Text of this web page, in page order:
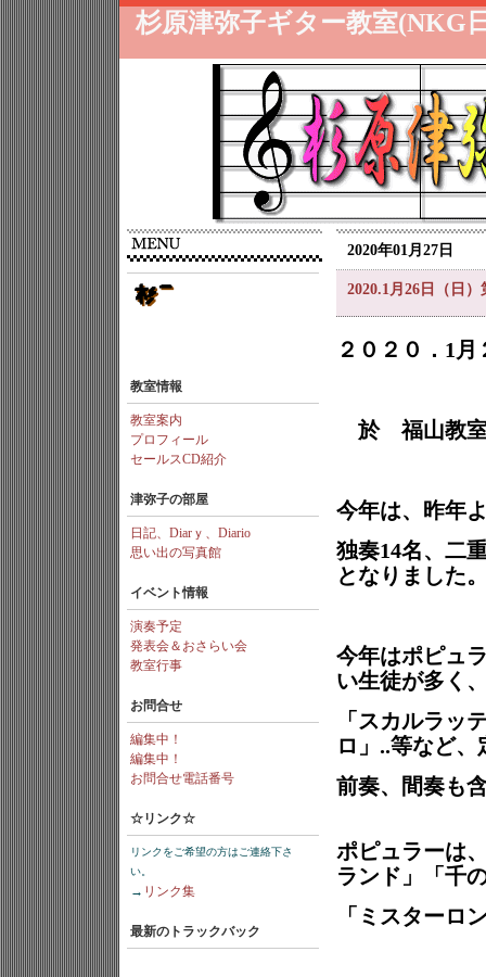
杉原津弥子ギター教室(NKG
教室情報
教室案内
プロフィール
セールスCD紹介
津弥子の部屋
日記、Diarｙ、Diario
思い出の写真館
イベント情報
演奏予定
発表会＆おさらい会
教室行事
お問合せ
編集中！
編集中！
お問合せ電話番号
☆リンク☆
リンクをご希望の方はご連絡下さ
い。
→ リンク集
最新のトラックバック
2020年01月27日
2020.1月26日（日
２０２０．1
於 福山教
今年は、昨年
独奏14名、二
となりました
今年はポピュ
い生徒が多く
「スカルラッ
ロ」..等など
前奏、間奏も
ポピュラーは
ランド」「千
「ミスターロ